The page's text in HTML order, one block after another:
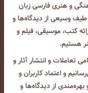
و هنری فارسی زبان
وسیعی از دیدگاه‌ها و
کتب، موسیقی، فیلم و
هستیم.
تعاملات و انتشار آثار و
و اعتماد کاربران و
از دیدگاه‌ها و